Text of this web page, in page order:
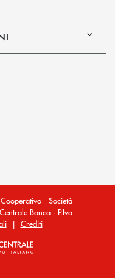
di posta elettronica)
l’app di posta
- Società
Banca · P.Iva
| Crediti